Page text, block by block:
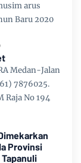
arus
Baru 2020
Medan-Jalan
7876025.
Raja No 194
Provinsi